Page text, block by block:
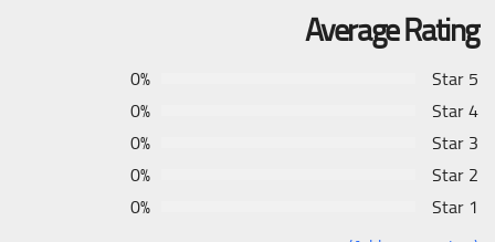
Average Rating
5 Star
0%
4 Star
0%
3 Star
0%
2 Star
0%
1 Star
0%